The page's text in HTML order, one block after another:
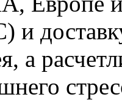
а